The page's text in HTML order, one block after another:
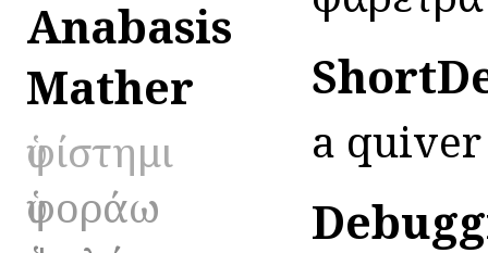
Anabasis
Mather
ὑφίστημι
ὑφοράω
a quiver